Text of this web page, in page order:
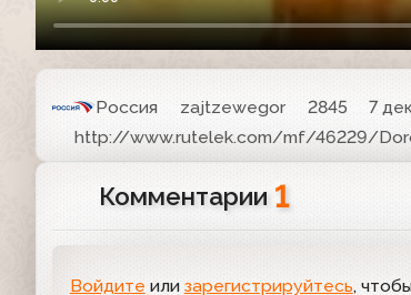
Россия zajtzewegor 2845 7
http://www.rutelek.com/mf/46229/
Комментарии 1
Войдите или зарегистрируйтесь,